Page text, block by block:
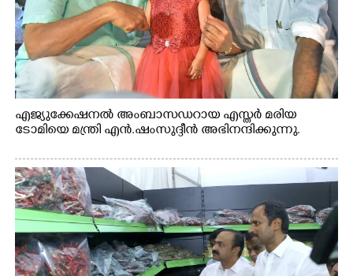
എജ്യുക്കേഷനൽ അംബാസഡറായ എസ്തർ മരിയ
ടോമിയെ മന്ത്രി എൻ.ഷംസുദ്ദീൻ അഭിനന്ദിക്കുന്നു.